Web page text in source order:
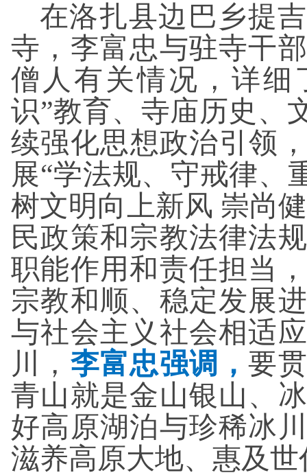
在洛扎县边巴乡提
寺，李富忠与驻寺干
僧人有关情况，详细
识”教育、寺庙历史、
续强化思想政治引领
展“学法规、守戒律、
树文明向上新风 崇尚
民政策和宗教法律法
职能作用和责任担当
宗教和顺、稳定发展
与社会主义社会相适
川， 李富忠强调，要
青山就是金山银山、
好高原湖泊与珍稀冰
滋养高原大地、惠及